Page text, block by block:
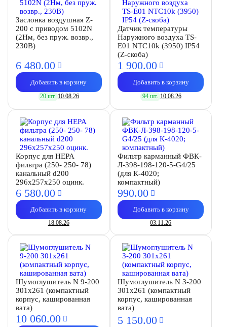
Заслонка воздушная Z-
200 с приводом 5102N
(2Нм, без пруж. возвр.,
230В)
6 480.00
Добавить в корзину
20 шт. 10.08.26
Датчик температуры
Наружного воздуха TS-
E01 NTC10k (3950) IP54
(Z-скоба)
1 900.00
Добавить в корзину
94 шт. 10.08.26
Корпус для HEPA
фильтра (250- 250- 78)
канальный d200
296х257х250 оцинк.
6 580.00
Добавить в корзину
18.08.26
Фильтр карманный ФВК-
Л-398-198-120-5-G4/25
(для К-4020;
компактный)
990.00
Добавить в корзину
03.11.26
Шумоглушитель N 9-200
301х261 (компактный
корпус, кашированная
вата)
10 060.00
Шумоглушитель N 3-200
301х261 (компактный
корпус, кашированная
вата)
5 150.00